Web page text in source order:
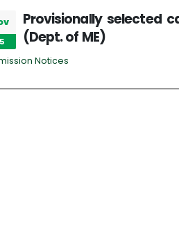
Provisionally selected
(Dept. of ME)
Notices